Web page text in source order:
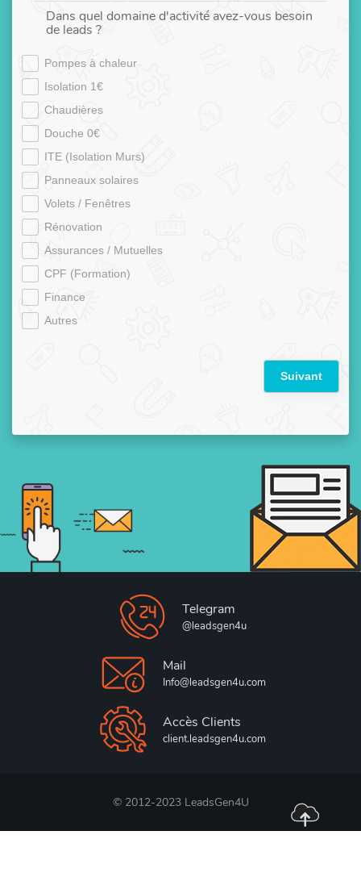
Dans quel domaine d'activité avez-vous besoin
de leads ?
Pompes à chaleur
Isolation 1€
Chaudières
Douche 0€
ITE (Isolation Murs)
Panneaux solaires
Volets / Fenêtres
Rénovation
Assurances / Mutuelles
CPF (Formation)
Finance
Autres
Suivant
Telegram
@leadsgen4u
Mail
Info@leadsgen4u.com
Accès Clients
client.leadsgen4u.com
© 2012-2023 LeadsGen4U